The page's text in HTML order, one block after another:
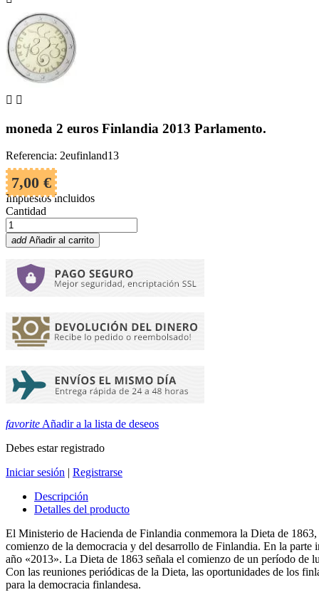
 
moneda 2 euros Finlandia 2013 Parlamento.
Referencia: 2eufinland13
7,00 €
Impuestos incluidos
Cantidad
add Añadir al carrito
favoriteAñadir a la lista de deseos
Debes estar registrado
Iniciar sesión | Registrarse
Descripción
Detalles del producto
El Ministerio de Hacienda de Finlandia conmemora la Dieta de
comienzo de la democracia y del desarrollo de Finlandia. En la
año «2013». La Dieta de 1863 señala el comienzo de un período de
Con las reuniones periódicas de la Dieta, las oportunidades de los
para la democracia finlandesa.